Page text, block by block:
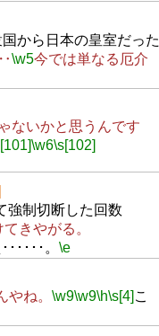
から日本の皇室だった
\w5今では単なる厄介
ないかと思うんです
\w6\s[102]
強制切断した回数
きやがる。
････。 \e
ね。 \w9\w9\h\s[4] こ